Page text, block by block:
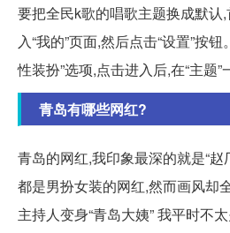
要把全民k歌的唱歌主题换成默认
入“我的”页面,然后点击“设置”按
性装扮”选项,点击进入后,在“主题”
青岛有哪些网红?
青岛的网红,我印象最深的就是“赵
都是男扮女装的网红,然而画风却
主持人变身“青岛大姨” 我平时不太